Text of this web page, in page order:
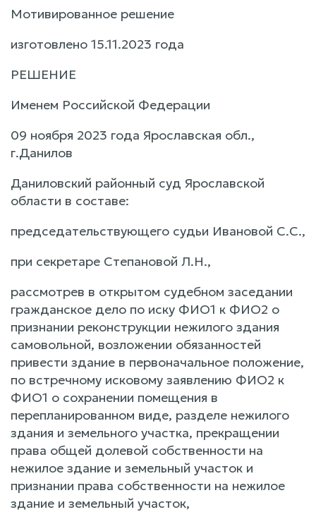
Мотивированное решение
изготовлено 15.11.2023 года
РЕШЕНИЕ
Именем Российской Федерации
09 ноября 2023 года Ярославская обл.,
г.Данилов
Даниловский районный суд Ярославской
области в составе:
председательствующего судьи Ивановой С.С.,
при секретаре Степановой Л.Н.,
рассмотрев в открытом судебном заседании
гражданское дело по иску ФИО1 к ФИО2 о
признании реконструкции нежилого здания
самовольной, возложении обязанностей
привести здание в первоначальное положение,
по встречному исковому заявлению ФИО2 к
ФИО1 о сохранении помещения в
перепланированном виде, разделе нежилого
здания и земельного участка, прекращении
права общей долевой собственности на
нежилое здание и земельный участок и
признании права собственности на нежилое
здание и земельный участок,